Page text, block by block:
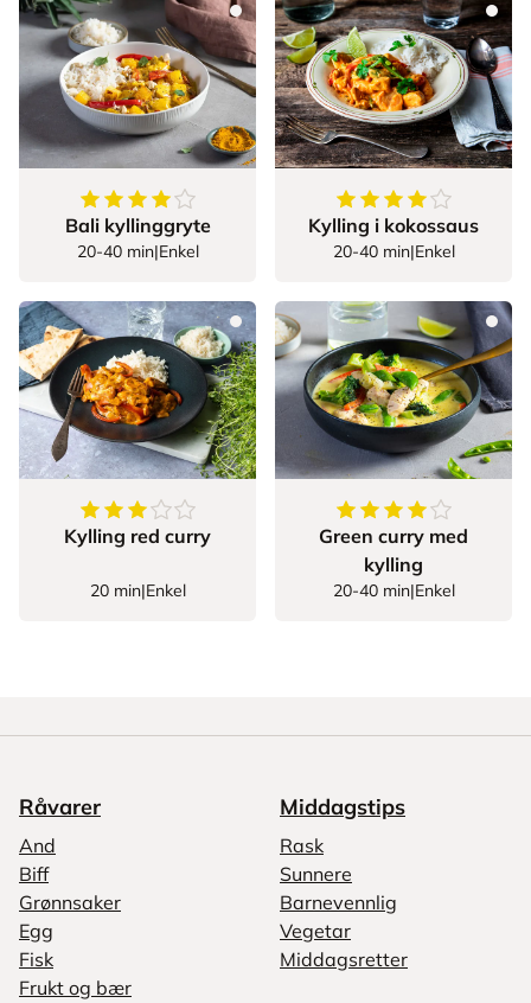
4.433333333333334
stjerner
Bali kyllinggryte
20-40 min|Enkel
4.666666666666667
Kylling i kokossaus
20-40 min|Enkel
3.8529411764705883
stjerner
Kylling red curry
20 min|Enkel
4.045454545454546
Green curry med
kylling
20-40 min|Enkel
Råvarer
And
Biff
Grønnsaker
Egg
Fisk
Frukt og bær
Middagstips
Rask
Sunnere
Barnevennlig
Vegetar
Middagsretter